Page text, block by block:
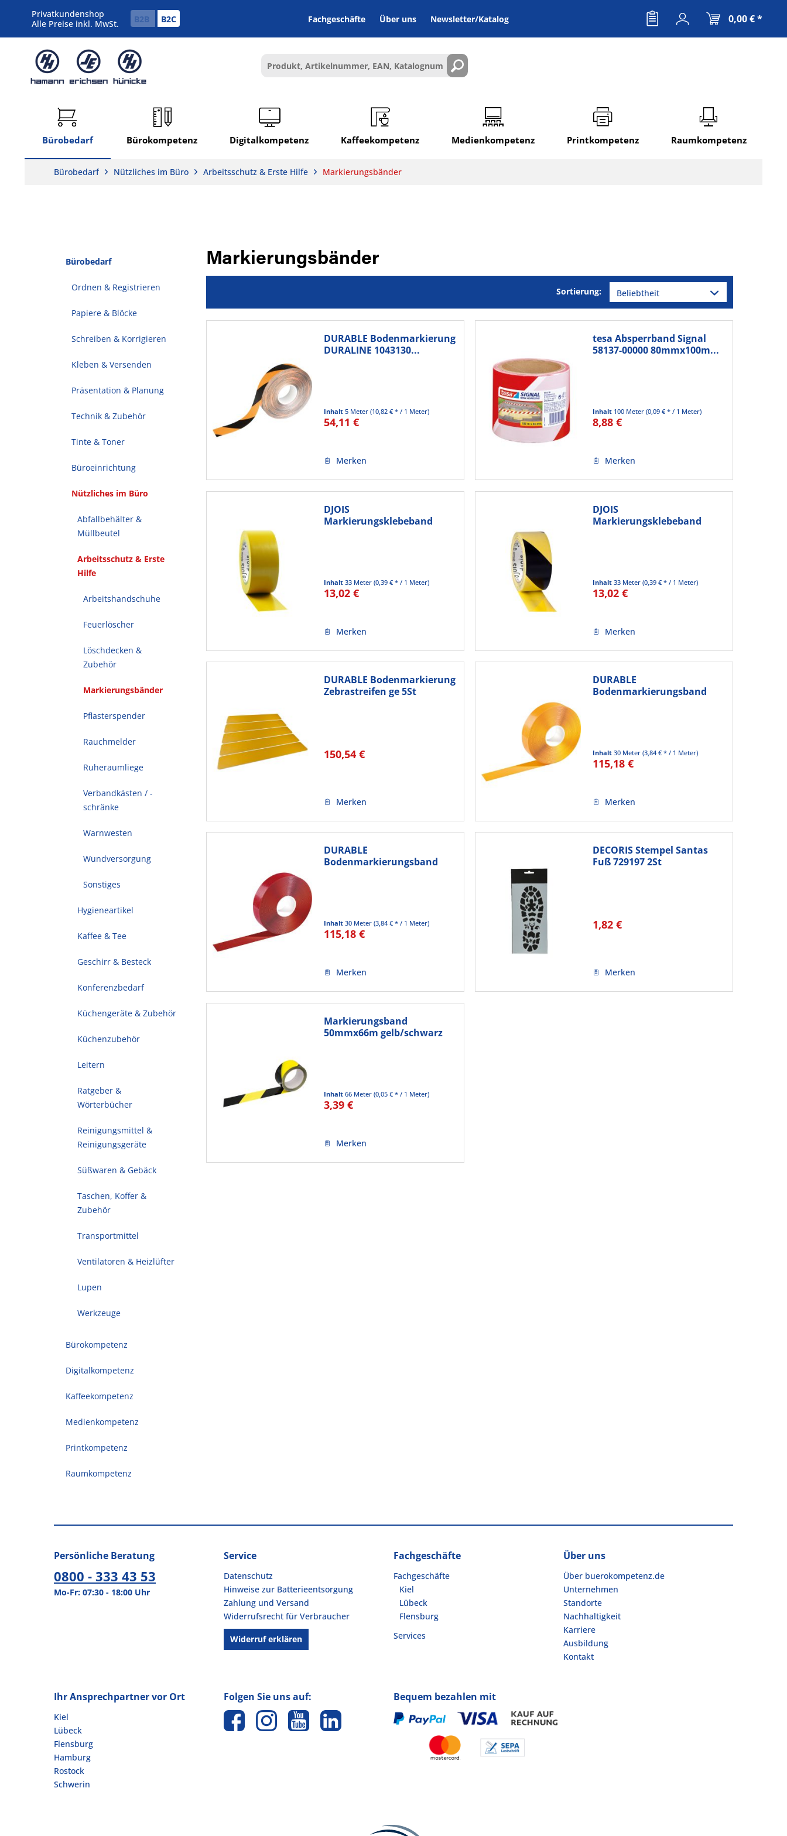
Privatkundenshop
Alle Preise inkl. MwSt.
B2B B2C Fachgeschäfte Über uns Newsletter/Katalog 0,00 € *
Bürobedarf Bürokompetenz Digitalkompetenz Kaffeekompetenz Medienkompetenz Printkompetenz Raumkompetenz
Bürobedarf Nützliches im Büro Arbeitsschutz & Erste Hilfe Markierungsbänder
Bürobedarf
Ordnen & Registrieren
Papiere & Blöcke
Schreiben & Korrigieren
Kleben & Versenden
Präsentation & Planung
Technik & Zubehör
Tinte & Toner
Büroeinrichtung
Nützliches im Büro
Abfallbehälter &
Müllbeutel
Arbeitsschutz & Erste
Hilfe
Arbeitshandschuhe
Feuerlöscher
Löschdecken &
Zubehör
Markierungsbänder
Pflasterspender
Rauchmelder
Ruheraumliege
Verbandkästen / -
schränke
Warnwesten
Wundversorgung
Sonstiges
Hygieneartikel
Kaffee & Tee
Geschirr & Besteck
Konferenzbedarf
Küchengeräte & Zubehör
Küchenzubehör
Leitern
Ratgeber &
Wörterbücher
Reinigungsmittel &
Reinigungsgeräte
Süßwaren & Gebäck
Taschen, Koffer &
Zubehör
Transportmittel
Ventilatoren & Heizlüfter
Lupen
Werkzeuge
Bürokompetenz
Digitalkompetenz
Kaffeekompetenz
Medienkompetenz
Printkompetenz
Raumkompetenz
Markierungsbänder
Sortierung:
DURABLE Bodenmarkierung
DURALINE 1043130...
Inhalt5 Meter(10,82 € * / 1 Meter)
54,11 €
Merken
tesa Absperrband Signal
58137-00000 80mmx100m...
Inhalt 100 Meter(0,09 € * / 1 Meter)
8,88 €
Merken
DJOIS
Markierungsklebeband
Inhalt33 Meter(0,39 € * / 1 Meter)
13,02 €
Merken
DJOIS
Markierungsklebeband
Inhalt33 Meter(0,39 € * / 1 Meter)
13,02 €
Merken
DURABLE Bodenmarkierung
Zebrastreifen ge 5St
150,54 €
Merken
DURABLE
Bodenmarkierungsband
Inhalt30 Meter(3,84 € * / 1 Meter)
115,18 €
Merken
DURABLE
Bodenmarkierungsband
Inhalt30 Meter(3,84 € * / 1 Meter)
115,18 €
Merken
DECORIS Stempel Santas
Fuß 729197 2St
1,82 €
Merken
Markierungsband
50mmx66m gelb/schwarz
Inhalt66 Meter(0,05 € * / 1 Meter)
3,39 €
Merken
Persönliche Beratung
0800 - 333 43 53
Mo-Fr: 07:30 - 18:00 Uhr
Service
Datenschutz
Hinweise zur Batterieentsorgung
Zahlung und Versand
Widerrufsrecht für Verbraucher
Widerruf erklären
Fachgeschäfte
Fachgeschäfte
Kiel
Lübeck
Flensburg
Services
Über uns
Über buerokompetenz.de
Unternehmen
Standorte
Nachhaltigkeit
Karriere
Ausbildung
Kontakt
Ihr Ansprechpartner vor Ort
Kiel
Lübeck
Flensburg
Hamburg
Rostock
Schwerin
Folgen Sie uns auf: Bequem bezahlen mit